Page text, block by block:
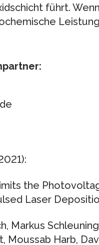
führt.
the
Laser
Markus
Moussab Harb,